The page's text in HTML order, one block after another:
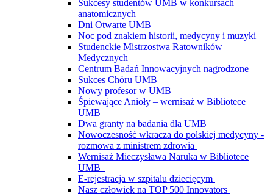
Sukcesy studentów UMB w konkursach
anatomicznych
Dni Otwarte UMB
Noc pod znakiem historii, medycyny i muzyki
Studenckie Mistrzostwa Ratowników
Medycznych
Centrum Badań Innowacyjnych nagrodzone
Sukces Chóru UMB
Nowy profesor w UMB
Śpiewające Anioły – wernisaż w Bibliotece
UMB
Dwa granty na badania dla UMB
Nowoczesność wkracza do polskiej medycyny -
rozmowa z ministrem zdrowia
Wernisaż Mieczysława Naruka w Bibliotece
UMB
E-rejestracja w szpitalu dziecięcym
Nasz człowiek na TOP 500 Innovators